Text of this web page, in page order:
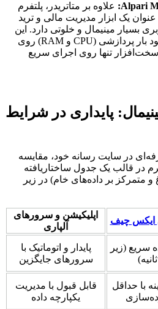
علاوه بر متاتریدر، پلتفرم
یک ابزار مدیریت مالی و ترید
بسیار مینیمال و خلوتی دارد. این
طراحی مینیمال باعث می‌شود بار پردازشی (CPU و RAM) روی
تنها روی اجرای سریع
پایداری در شرایط
در سایت رسانه خود، مقایسه
در قالب یک جدول ساختاریافته
متمرکز بر داده‌های خام) در زیر
ایکس چیف
اپلیکیشن و سرورهای
آلپاری
سریع (زیر
پایدار و اتوماتیک با
سرورهای جایگزین
با حداقل
قابل قبول با مدیریت
یکپارچه داده